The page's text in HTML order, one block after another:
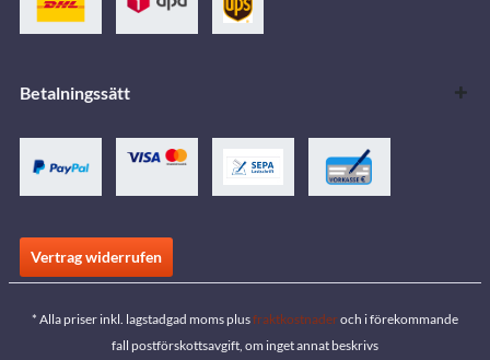
Betalningssätt
Vertrag widerrufen
* Alla priser inkl. lagstadgad moms plusfraktkostnaderoch i förekommande
fall postförskottsavgift, om inget annat beskrivs